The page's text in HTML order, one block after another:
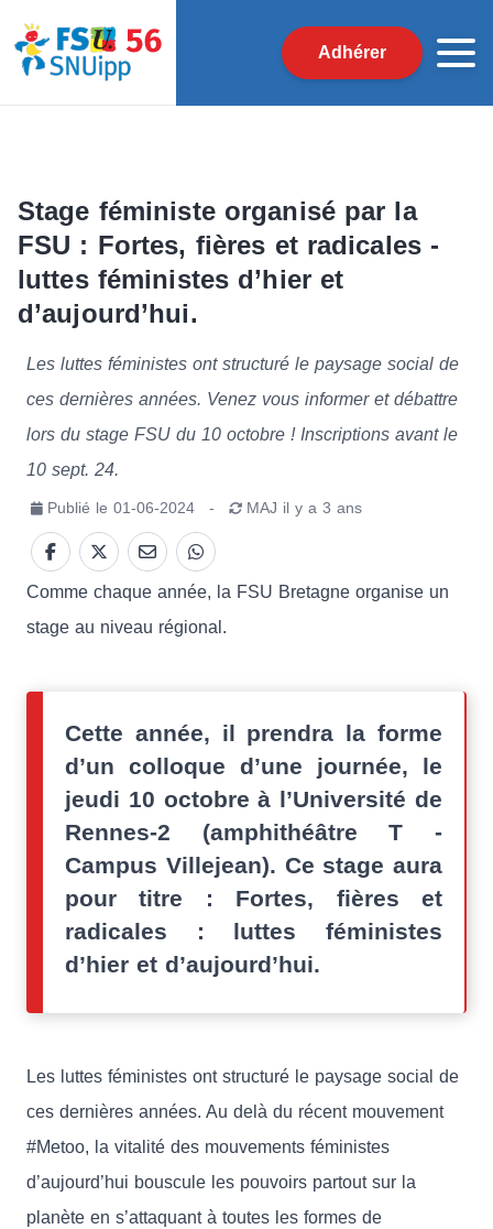
Adhérer
Stage féministe organisé par la
FSU : Fortes, fières et radicales -
luttes féministes d’hier et
d’aujourd’hui.
Les luttes féministes ont structuré le paysage social de
ces dernières années. Venez vous informer et débattre
lors du stage FSU du 10 octobre ! Inscriptions avant le
10 sept. 24.
Publié le 01-06-2024 - MAJ il y a 3 ans
Comme chaque année, la FSU Bretagne organise un
stage au niveau régional.
Cette année, il prendra la forme
d’un colloque d’une journée, le
jeudi 10 octobre à l’Université de
Rennes-2 (amphithéâtre T -
Campus Villejean). Ce stage aura
pour titre : Fortes, fières et
radicales : luttes féministes
d’hier et d’aujourd’hui.
Les luttes féministes ont structuré le paysage social de
ces dernières années. Au delà du récent mouvement
#Metoo, la vitalité des mouvements féministes
d’aujourd’hui bouscule les pouvoirs partout sur la
planète en s’attaquant à toutes les formes de